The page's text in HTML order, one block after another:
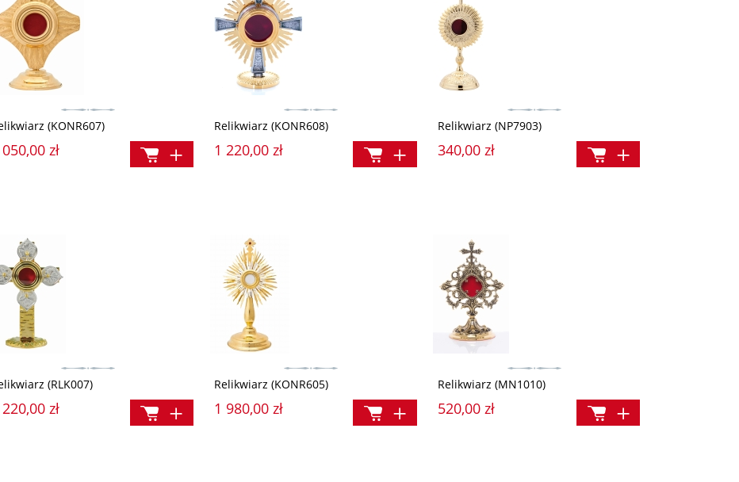
(KONR607)
zł
Relikwiarz (KONR608)
1 220,00 zł
Relikwiarz (NP7903)
340,00 zł
(RLK007)
zł
Relikwiarz (KONR605)
1 980,00 zł
Relikwiarz (MN1010)
520,00 zł